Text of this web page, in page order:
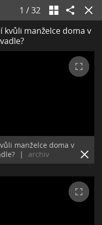
1 /32
kvůli manželce doma v
manželce doma v
| archiv